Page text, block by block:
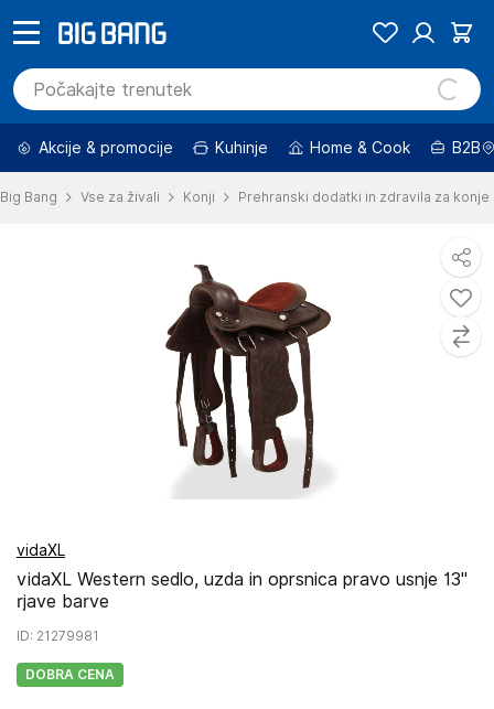
Akcije & promocije Kuhinje Home & Cook B2B
Big Bang Vse za živali Konji Prehranski dodatki in zdravila za konje
vidaXL
vidaXL Western sedlo, uzda in oprsnica pravo usnje 13"
rjave barve
ID: 21279981
DOBRA CENA